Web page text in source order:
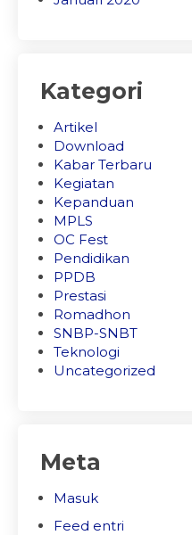
Kategori
Artikel
Download
Kabar Terbaru
Kegiatan
Kepanduan
MPLS
OC Fest
Pendidikan
PPDB
Prestasi
Romadhon
SNBP-SNBT
Teknologi
Uncategorized
Meta
Masuk
Feed entri